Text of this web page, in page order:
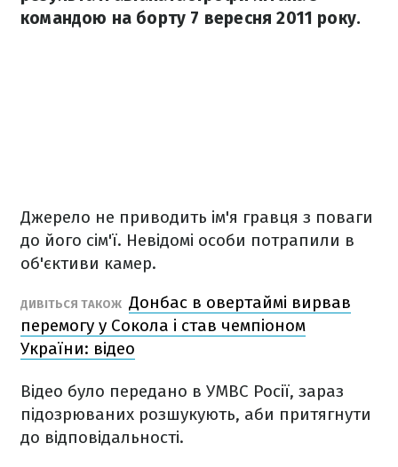
командою на борту 7 вересня 2011 року.
Джерело не приводить ім'я гравця з поваги
до його сім'ї. Невідомі особи потрапили в
об'єктиви камер.
ДИВІТЬСЯ ТАКОЖ Донбас в овертаймі вирвав
перемогу у Сокола і став чемпіоном
України: відео
Відео було передано в УМВС Росії, зараз
підозрюваних розшукують, аби притягнути
до відповідальності.